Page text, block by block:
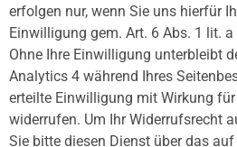
erfolgen nur, wenn Sie uns hierfür
Einwilligung gem. Art. 6 Abs. 1 lit. a
Ohne Ihre Einwilligung unterbleibt
Analytics 4 während Ihres
erteilte Einwilligung mit Wirkung
widerrufen. Um Ihr Widerrufsrecht
Sie bitte diesen Dienst über das